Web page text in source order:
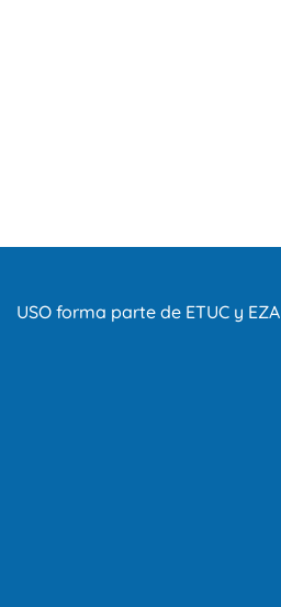
USO forma parte de ETUC y EZA